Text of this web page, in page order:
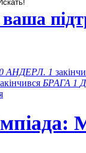
АНДЕРЛ. 1
БРАГА 1